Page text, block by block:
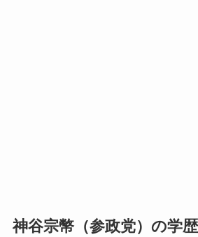
神谷宗幣（参政党）の学